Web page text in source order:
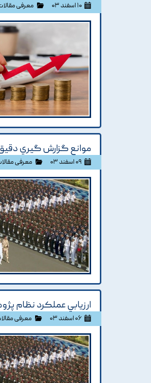
۱۰ اسفند ۰۳ معرفی
موانع گزارش گيري
۰۹ اسفند ۰۳ معرفی
ارزيابي عملکرد نظام
۰۶ اسفند ۰۳ معرفی